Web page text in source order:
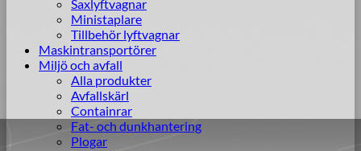
Saxlyftvagnar
Ministaplare
Tillbehör lyftvagnar
Maskintransportörer
Miljö och avfall
Alla produkter
Avfallskärl
Containrar
Fat- och dunkhantering
Plogar